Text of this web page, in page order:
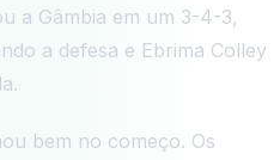
a Gâmbia em um 3-4-3,
a defesa e Ebrima Colley
bem no começo. Os